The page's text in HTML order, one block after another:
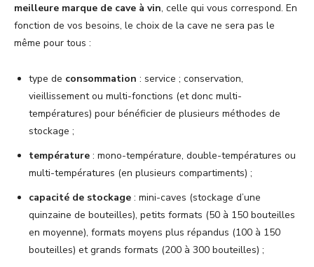
meilleure marque de cave à vin, celle qui vous correspond. En
fonction de vos besoins, le choix de la cave ne sera pas le
même pour tous :
type de consommation : service ; conservation,
vieillissement ou multi-fonctions (et donc multi-
températures) pour bénéficier de plusieurs méthodes de
stockage ;
température : mono-température, double-températures ou
multi-températures (en plusieurs compartiments) ;
capacité de stockage : mini-caves (stockage d’une
quinzaine de bouteilles), petits formats (50 à 150 bouteilles
en moyenne), formats moyens plus répandus (100 à 150
bouteilles) et grands formats (200 à 300 bouteilles) ;